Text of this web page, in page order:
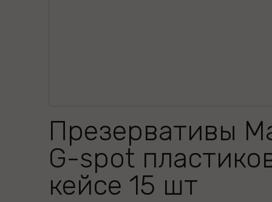
Презервативы
G-spot
кейсе 15 шт